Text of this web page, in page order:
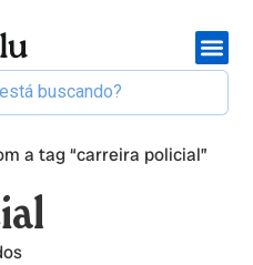
a tag “carreira policial”